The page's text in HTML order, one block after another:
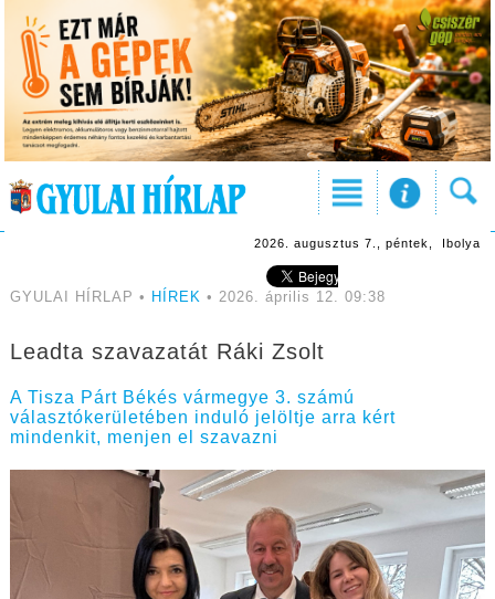
2026. augusztus 7., péntek, Ibolya
GYULAI HÍRLAP • HÍREK • 2026. április 12. 09:38
Leadta szavazatát Ráki Zsolt
A Tisza Párt Békés vármegye 3. számú
választókerületében induló jelöltje arra kért
mindenkit, menjen el szavazni